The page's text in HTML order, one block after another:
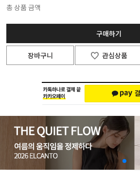
총 상품 금액
구매하기
장바구니 관심상품